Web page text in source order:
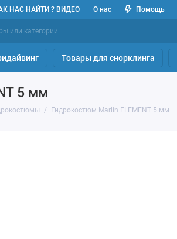
НАС НАЙТИ ? ВИДЕО О нас Помощь
Товары для снорклинга
5 мм
Гидрокостюм Marlin ELEMENT 5 мм